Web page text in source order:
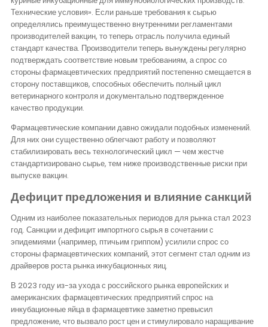
Технические условия». Если раньше требования к сырью
определялись преимущественно внутренними регламентами
производителей вакцин, то теперь отрасль получила единый
стандарт качества. Производители теперь вынуждены регулярно
подтверждать соответствие новым требованиям, а спрос со
стороны фармацевтических предприятий постепенно смещается в
сторону поставщиков, способных обеспечить полный цикл
ветеринарного контроля и документально подтвержденное
качество продукции.
Фармацевтические компании давно ожидали подобных изменений.
Для них они существенно облегчают работу и позволяют
стабилизировать весь технологический цикл — чем жестче
стандартизировано сырье, тем ниже производственные риски при
выпуске вакцин.
Дефицит предложения и влияние санкций
Одним из наиболее показательных периодов для рынка стал 2023
год. Санкции и дефицит импортного сырья в сочетании с
эпидемиями (например, птичьим гриппом) усилили спрос со
стороны фармацевтических компаний, этот сегмент стал одним из
драйверов роста рынка инкубационных яиц.
В 2023 году из-за ухода с российского рынка европейских и
американских фармацевтических предприятий спрос на
инкубационные яйца в фармацевтике заметно превысил
предложение, что вызвало рост цен и стимулировало наращивание